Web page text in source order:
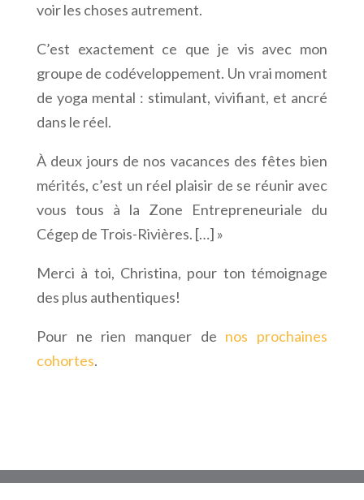
voir les choses autrement.
C’est exactement ce que je vis avec mon
groupe de codéveloppement. Un vrai moment
de yoga mental : stimulant, vivifiant, et ancré
dans le réel.
À deux jours de nos vacances des fêtes bien
mérités, c’est un réel plaisir de se réunir avec
vous tous à la Zone Entrepreneuriale du
Cégep de Trois-Rivières. […] »
Merci à toi, Christina, pour ton témoignage
des plus authentiques!
Pour ne rien manquer de nos prochaines
cohortes.